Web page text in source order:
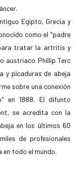
Egipto, Grecia y
como el "padre
tratar la artritis y
austriaco Phillip Terc
y picaduras de abeja
sobre una conexión
en 1888. El difunto
se acredita con la
en los últimos 60
de profesionales
todo el mundo.